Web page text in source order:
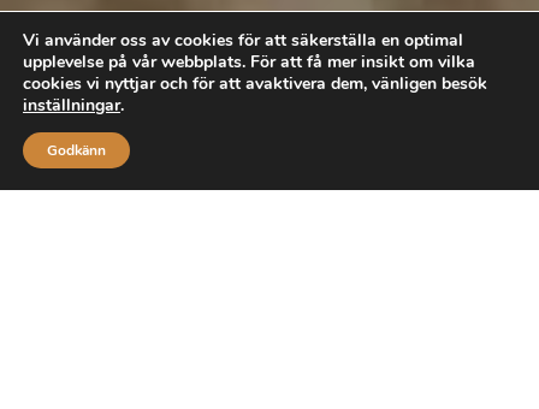
Vi använder oss av cookies för att säkerställa en optimal
upplevelse på vår webbplats. För att få mer insikt om vilka
cookies vi nyttjar och för att avaktivera dem, vänligen besök
inställningar.
Godkänn